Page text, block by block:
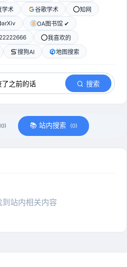
学术 谷歌学术
知网
arXiv
OA图书馆 ✔
我喜欢的
搜狗AI 地图搜索
搜索
📚 站内搜索 (0)
到站内相关内容